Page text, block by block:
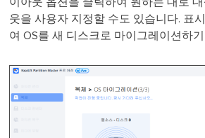
이아웃 옵션을 클릭하여 원하는 대로
웃을 사용자 지정할 수도 있습니다. 표
여 OS를 새 디스크로 마이그레이션하